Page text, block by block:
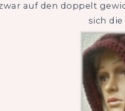
auf den doppelt
sich